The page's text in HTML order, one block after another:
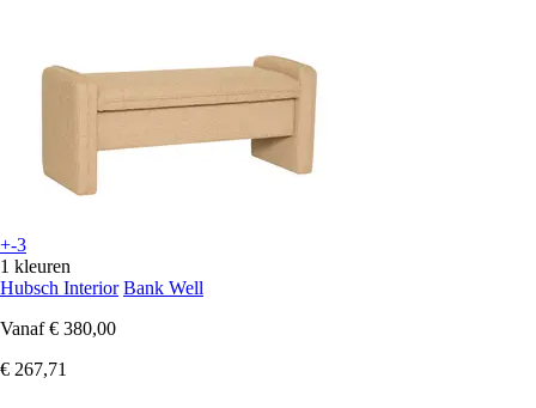
+-3
1 kleuren
Hubsch Interior Bank Well
Vanaf € 380,00
€ 267,71